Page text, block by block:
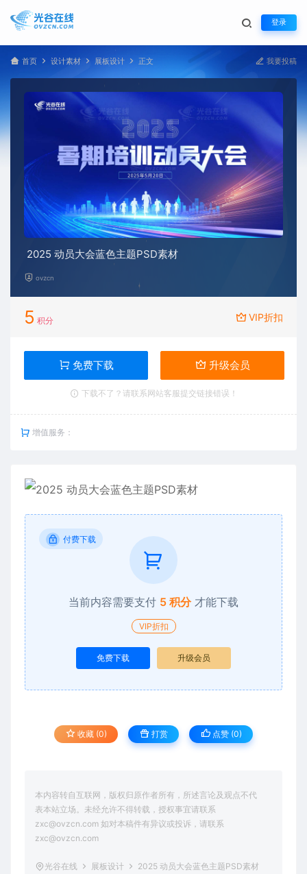
登录
首页 设计素材 展板设计 正文 我要投稿
2025 动员大会蓝色主题PSD素材
ovzcn
5 积分 VIP折扣
免费下载 升级会员
下载不了？请联系网站客服提交链接错误！
增值服务：
付费下载
当前内容需要支付 5 积分 才能下载
VIP折扣
免费下载 升级会员
收藏 (0) 打赏 点赞 (0)
本内容转自互联网，版权归原作者所有，所述言论及观点不代
表本站立场。未经允许不得转载，授权事宜请联系
zxc@ovzcn.com 如对本稿件有异议或投诉，请联系
zxc@ovzcn.com
光谷在线 展板设计
2025 动员大会蓝色主题PSD素材